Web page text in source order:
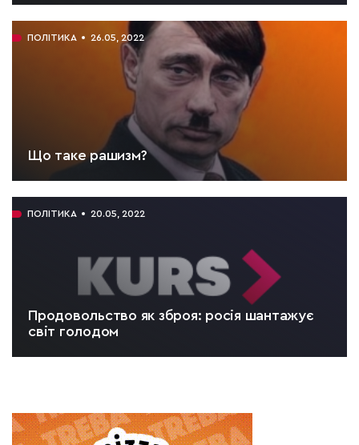
ЧИТАТИ:
6 хв.
ПОЛІТИКА
26.05, 2022
Що таке рашизм?
ЧИТАТИ:
5 хв.
ПОЛІТИКА
20.05, 2022
Продовольство як зброя: росія шантажує
світ голодом